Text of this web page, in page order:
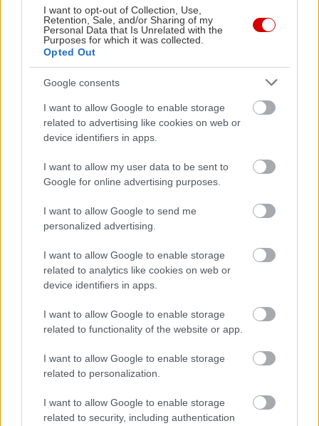
I want to opt-out of Collection, Use,
Retention, Sale, and/or Sharing of my
Personal Data that Is Unrelated with the
Purposes for which it was collected.
Opted Out
Google consents
I want to allow Google to enable storage
related to advertising like cookies on web or
device identifiers in apps.
I want to allow my user data to be sent to
Google for online advertising purposes.
I want to allow Google to send me
personalized advertising.
I want to allow Google to enable storage
related to analytics like cookies on web or
device identifiers in apps.
I want to allow Google to enable storage
related to functionality of the website or app.
I want to allow Google to enable storage
related to personalization.
I want to allow Google to enable storage
related to security, including authentication
in2life team